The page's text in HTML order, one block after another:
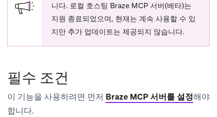
니다. 로컬 호스팅 Braze MCP 서버(베타)는
지원 종료되었으며, 현재는 계속 사용할 수 있
지만 추가 업데이트는 제공되지 않습니다.
필수 조건
이 기능을 사용하려면 먼저 Braze MCP 서버를 설정해야
합니다.